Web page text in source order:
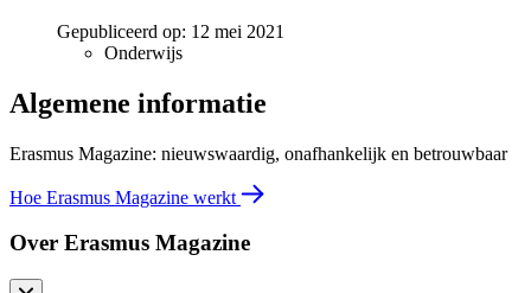
Gepubliceerd op: 12 mei 2021
Onderwijs
Algemene informatie
Erasmus Magazine: nieuwswaardig, onafhankelijk en betrouwbaar
Hoe Erasmus Magazine werkt
Over Erasmus Magazine